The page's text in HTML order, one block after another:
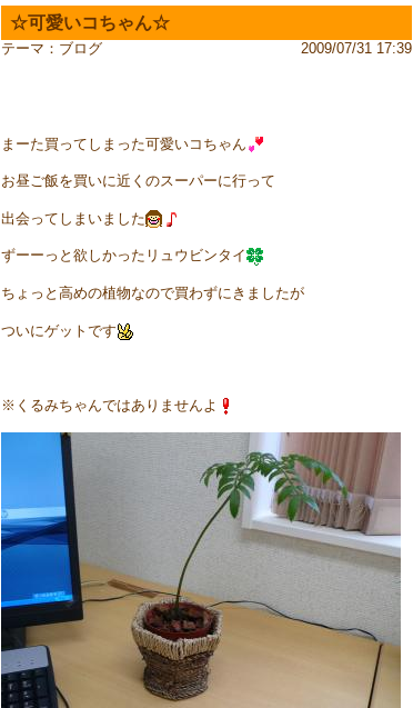
☆可愛いコちゃん☆
テーマ： ブログ 2009/07/31 17:39
まーた買ってしまった可愛いコちゃん
お昼ご飯を買いに近くのスーパーに行って
出会ってしまいました
ずーーっと欲しかったリュウビンタイ
ちょっと高めの植物なので買わずにきましたが
ついにゲットです
※くるみちゃんではありませんよ